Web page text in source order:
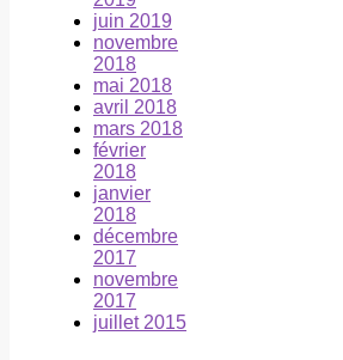
juin 2019
novembre
2018
mai 2018
avril 2018
mars 2018
février
2018
janvier
2018
décembre
2017
novembre
2017
juillet 2015